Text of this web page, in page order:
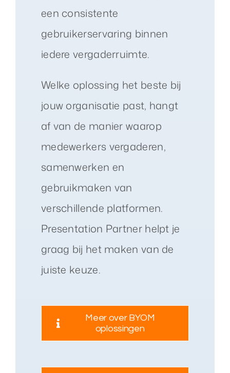
een consistente
gebruikerservaring binnen
iedere vergaderruimte.
Welke oplossing het beste bij
jouw organisatie past, hangt
af van de manier waarop
medewerkers vergaderen,
samenwerken en
gebruikmaken van
verschillende platformen.
Presentation Partner helpt je
graag bij het maken van de
juiste keuze.
Meer over BYOM
oplossingen